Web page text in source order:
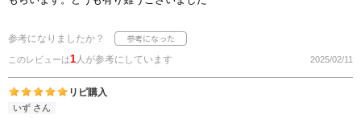
参考になりましたか？
このレビューは1人が参考にしています 2025/02/11
リピ購入
いず さん